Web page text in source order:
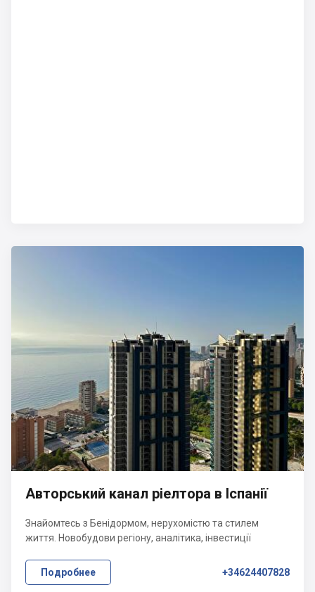
Авторський канал ріелтора в Іспанії
Знайомтесь з Бенідормом, нерухомістю та стилем
життя. Новобудови регіону, аналітика, інвестиції
Подробнее +34624407828